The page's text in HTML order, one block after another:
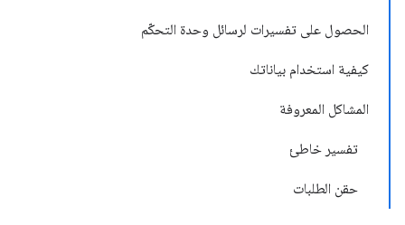
الحصول على تفسيرات لرسائل وحدة التحكّم
كيفية استخدام بياناتك
المشاكل المعروفة
تفسير خاطئ
حقن الطلبات